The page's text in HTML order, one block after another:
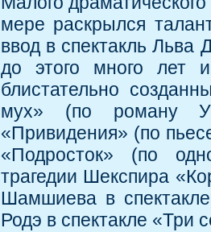
мере раскрылся
ввод в спектакль
до этого много лет
блистательно
мух» (по роману
«Привидения» (по
«Подросток» (по
трагедии Шекспира
Шамшиева в
Родэ в спектакле «Три